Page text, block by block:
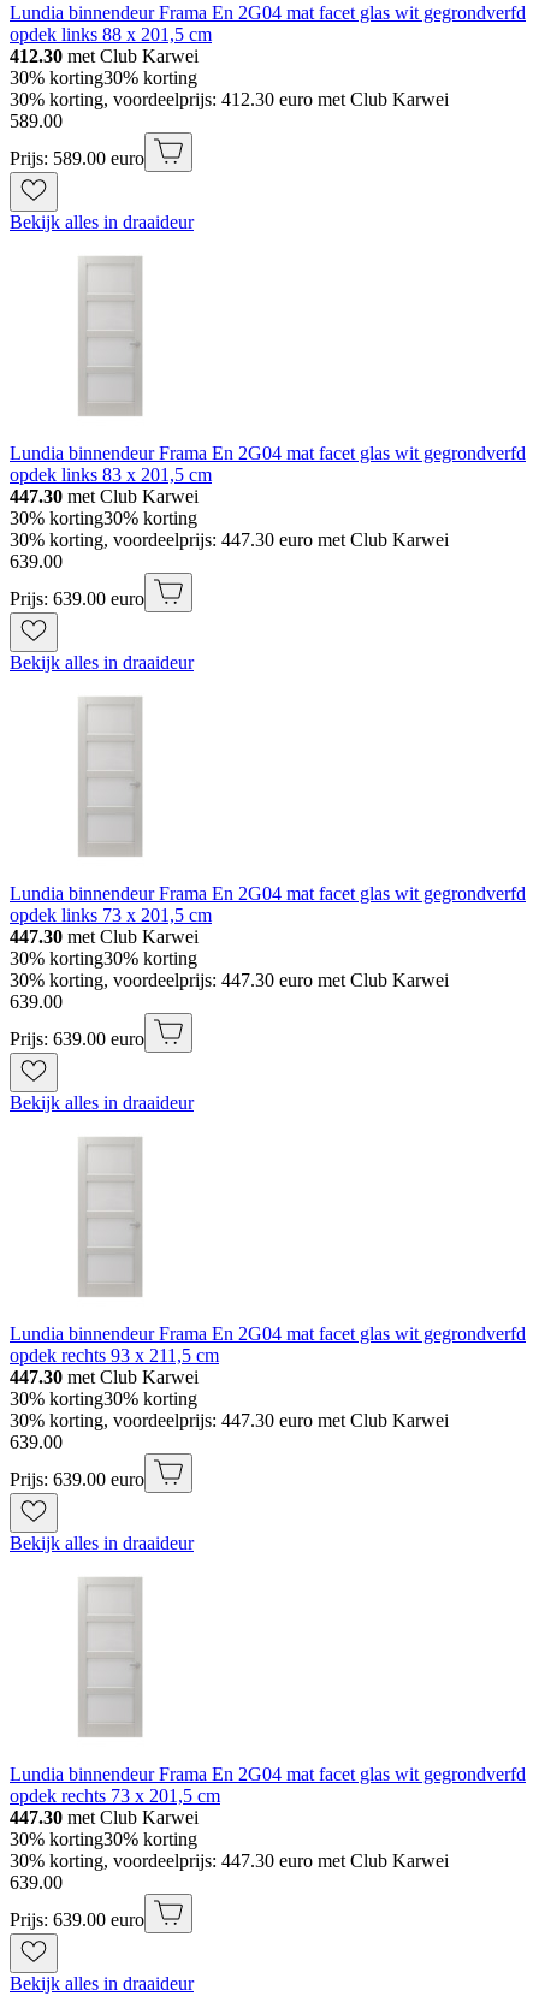
Lundia binnendeur Frama En 2G04 mat facet glas wit gegrondverfd
opdek links 88 x 201,5 cm
412.30 met Club Karwei
30% korting30% korting
30% korting, voordeelprijs: 412.30 euro met Club Karwei
589.00
Prijs: 589.00 euro
Bekijk alles in draaideur
Lundia binnendeur Frama En 2G04 mat facet glas wit gegrondverfd
opdek links 83 x 201,5 cm
447.30 met Club Karwei
30% korting30% korting
30% korting, voordeelprijs: 447.30 euro met Club Karwei
639.00
Prijs: 639.00 euro
Bekijk alles in draaideur
Lundia binnendeur Frama En 2G04 mat facet glas wit gegrondverfd
opdek links 73 x 201,5 cm
447.30 met Club Karwei
30% korting30% korting
30% korting, voordeelprijs: 447.30 euro met Club Karwei
639.00
Prijs: 639.00 euro
Bekijk alles in draaideur
Lundia binnendeur Frama En 2G04 mat facet glas wit gegrondverfd
opdek rechts 93 x 211,5 cm
447.30 met Club Karwei
30% korting30% korting
30% korting, voordeelprijs: 447.30 euro met Club Karwei
639.00
Prijs: 639.00 euro
Bekijk alles in draaideur
Lundia binnendeur Frama En 2G04 mat facet glas wit gegrondverfd
opdek rechts 73 x 201,5 cm
447.30 met Club Karwei
30% korting30% korting
30% korting, voordeelprijs: 447.30 euro met Club Karwei
639.00
Prijs: 639.00 euro
Bekijk alles in draaideur